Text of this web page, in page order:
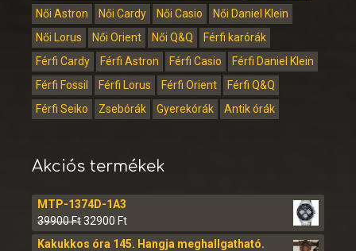
Női Astron
Női Cardy Női Casio
Női Daniel Klein
Női Lorus
Női Orient Női Q&Q
Férfi karórák
Férfi Cardy
Férfi Astron Férfi Casio
Férfi Daniel Klein
Férfi Fossil
Férfi Lorus Férfi Orient
Férfi Q&Q
Férfi Seiko
Zsebórák Gyerekórák Antik órák
Akciós termékek
MTP-1374D-1A3
39900Ft32900 Ft
Kakukkos óra 145. Hangja meghallgatható.